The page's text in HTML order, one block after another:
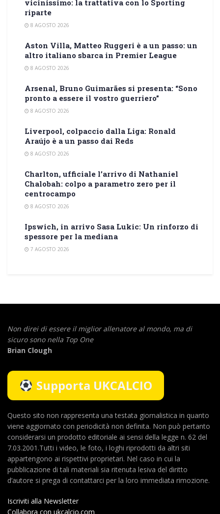
vicinissimo: la trattativa con lo Sporting
riparte
8 AGOSTO 2026
Aston Villa, Matteo Ruggeri è a un passo: un
altro italiano sbarca in Premier League
8 AGOSTO 2026
Arsenal, Bruno Guimarães si presenta: “Sono
pronto a essere il vostro guerriero”
8 AGOSTO 2026
Liverpool, colpaccio dalla Liga: Ronald
Araújo è a un passo dai Reds
8 AGOSTO 2026
Charlton, ufficiale l’arrivo di Nathaniel
Chalobah: colpo a parametro zero per il
centrocampo
8 AGOSTO 2026
Ipswich, in arrivo Sasa Lukic: Un rinforzo di
spessore per la mediana
7 AGOSTO 2026
Non direi di essere il miglior allenatore al mondo, ma di
sicuro sono nella Top One
Brian Clough
Supporta UKCALCIO
Questo sito non rappresenta una testata giornalistica in quanto
viene aggiornato con periodicità non definita. Non può pertanto
considerarsi un prodotto editoriale ai sensi della legge n. 62 del
7.03.2001.Tutti i video, le foto, i loghi riprodotti da altri siti
appartengono ai rispettivi proprietari. Nel caso in cui la
pubblicazione di tali materiali sia ritenuta lesiva del diritto
d’autore si prega di contattarci per la loro immediata rimozione.
Iscriviti alla Newsletter
Collabora con ukcalcio.com